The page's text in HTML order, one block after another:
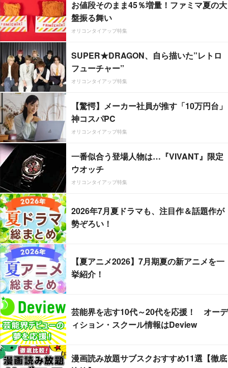
お値段そのまま45％増量！ファミマ夏の大
盤振る舞い
オリコンタイアップ特集
SUPER★DRAGON、自ら描いた”レトロ
フューチャー”
オリコンタイアップ特集
【驚愕】メーカー社員が推す「10万円台」
神コスパPC
オリコンタイアップ特集
一番似合う登場人物は…『VIVANT』限定
ウオッチ
オリコンタイアップ特集
2026年7月夏ドラマも、注目作＆話題作が
勢ぞろい！
【夏アニメ2026】7月期夏の新アニメを一
挙紹介！
芸能界を志す10代～20代を応援！ オーデ
ィション・スクール情報はDeview
漫画読み放題サブスクおすすめ11選【徹底